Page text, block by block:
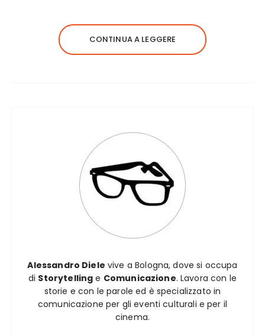
CONTINUA A LEGGERE
Alessandro Diele vive a Bologna, dove si occupa
di Storytelling e Comunicazione. Lavora con le
storie e con le parole ed è specializzato in
comunicazione per gli eventi culturali e per il
cinema.